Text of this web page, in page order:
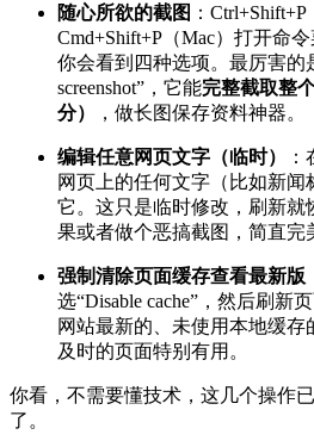
随心所欲的截图 ：
Cmd+Shift+P（Mac）打开命令
你会看到四种选项。最厉害的
screenshot”，它能完整截取整
分）
，做长图保存资料神器。
编辑任意网页文字（临时）
网页上的任何文字（比如新
它。这只是临时修改，刷新就
果或者做个恶搞截图，简直完
强制清除页面缓存查看最新版
选“Disable cache”，然后刷新
网站最新的、未使用本地缓
及时的页面特别有用。
你看，不需要懂技术，这几个操作
了。